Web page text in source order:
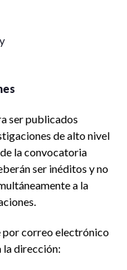
y
ser publicados
de alto nivel
la convocatoria
ser inéditos y no
a la
por correo electrónico
dirección: